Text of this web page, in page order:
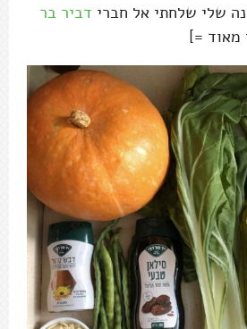
שלי שלחתי אל חברי דביר בר
מאוד =]